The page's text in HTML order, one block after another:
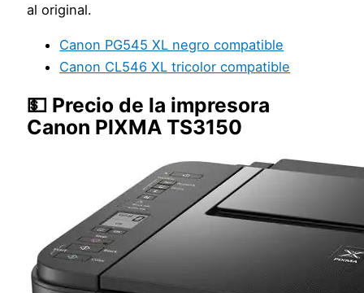
al original.
Canon PG545 XL negro compatible
Canon CL546 XL tricolor compatible
💵 Precio de la impresora
Canon PIXMA TS3150